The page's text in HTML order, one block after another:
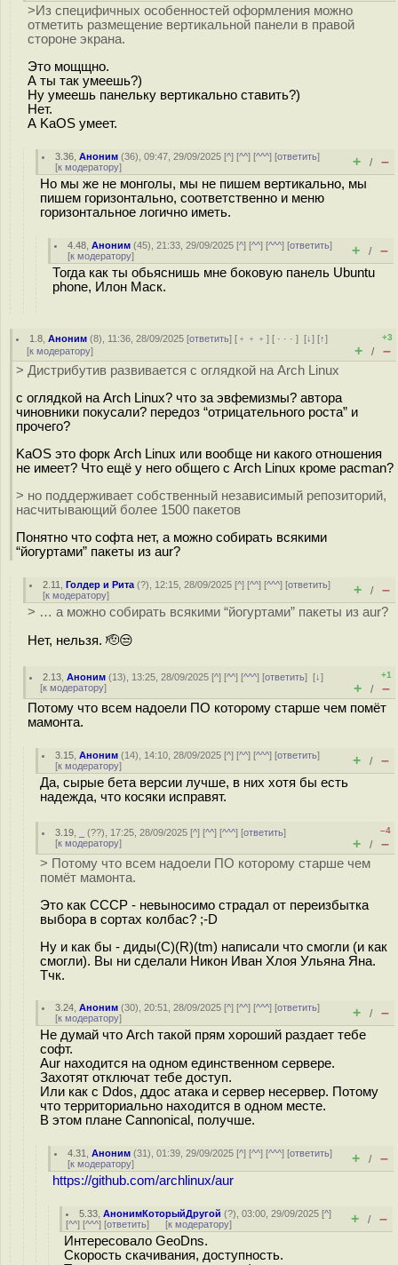
>Из специфичных особенностей оформления можно
отметить размещение вертикальной панели в правой
стороне экрана.
Это мощщно.
А ты так умеешь?)
Ну умеешь панельку вертикально ставить?)
Нет.
А KaOS умеет.
3.36 ,Аноним (36), 09:47, 29/09/2025 [^] [^^] [^^^] [ответить]
[к модератору] + / –
Но мы же не монголы, мы не пишем вертикально, мы
пишем горизонтально, соответственно и меню
горизонтальное логично иметь.
4.48 ,Аноним (45), 21:33, 29/09/2025 [^] [^^] [^^^] [ответить]
[к модератору] + / –
Тогда как ты обьяснишь мне боковую панель Ubuntu
phone, Илон Маск.
1.8 ,Аноним (8), 11:36, 28/09/2025 [ответить] [ ﹢﹢﹢] [ · · ·][↓] [↑]
[к модератору]
+3
+ / –
> Дистрибутив развивается с оглядкой на Arch Linux
с оглядкой на Arch Linux? что за эвфемизмы? автора
чиновники покусали? передоз “отрицательного роста” и
прочего?
KaOS это форк Arch Linux или вообще ни какого отношения
не имеет? Что ещё у него общего с Аrch Linux кроме pacman?
> но поддерживает собственный независимый репозиторий,
насчитывающий более 1500 пакетов
Понятно что софта нет, а можно собирать всякими
“йогуртами” пакеты из aur?
2.11 ,Голдер и Рита (?), 12:15, 28/09/2025 [^] [^^] [^^^] [ответить]
[к модератору] + / –
> … а можно собирать всякими “йогуртами” пакеты из aur?
Нет, нельзя. 🫡😒
2.13 ,Аноним (13), 13:25, 28/09/2025 [^] [^^] [^^^] [ответить][↓]
[к модератору]
+1
+ / –
Потому что всем надоели ПО которому старше чем помёт
мамонта.
3.15 ,Аноним (14), 14:10, 28/09/2025 [^] [^^] [^^^] [ответить]
[к модератору] + / –
Да, сырые бета версии лучше, в них хотя бы есть
надежда, что косяки исправят.
3.19 (??), 17:25, 28/09/2025 [^] [^^] [^^^] [ответить]
[к модератору]
–4
+ / –
> Потому что всем надоели ПО которому старше чем
помёт мамонта.
Это как СССР - невыносимо страдал от переизбытка
выбора в сортах колбас? ;-D
Ну и как бы - диды(С)(R)(tm) написали что смогли (и как
смогли). Вы ни сделали Никон Иван Хлоя Ульяна Яна.
Тчк.
3.24 ,Аноним (30), 20:51, 28/09/2025 [^] [^^] [^^^] [ответить]
[к модератору] + / –
Не думай что Arch такой прям хороший раздает тебе
софт.
Aur находится на одном единственном сервере.
Захотят отключат тебе доступ.
Или как с Ddos, ддос атака и сервер несервер. Потому
что территориально находится в одном месте.
В этом плане Cannonical, получше.
4.31 ,Аноним (31), 01:39, 29/09/2025 [^] [^^] [^^^] [ответить]
[к модератору] + / –
https://github.com/archlinux/aur
5.33 ,АнонимКоторыйДругой (?), 03:00, 29/09/2025 [^]
[^^] [^^^] [ответить] [к модератору] + / –
Интересовало GeoDns.
Скорость скачивания, доступность.